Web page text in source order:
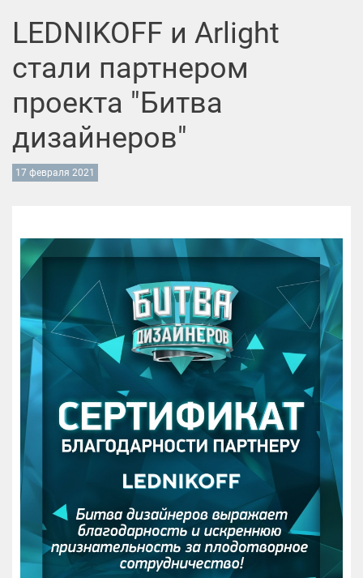
LEDNIKOFF и Arlight
стали партнером
проекта "Битва
дизайнеров"
17 февраля 2021